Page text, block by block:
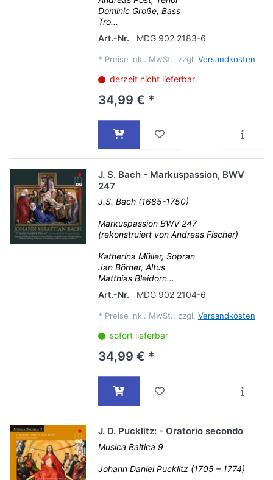
Dominic Große, Bass
Tro...
Art.-Nr.
MDG 902 2183-6
* Preise inkl. MwSt., zzgl. Versandkosten
derzeit nicht lieferbar
34,99 € *
J. S. Bach - Markuspassion, BWV
247
J.S. Bach (1685-1750)
Markuspassion BWV 247
(rekonstruiert von Andreas Fischer)
Katherina Müller, Sopran
Jan Börner, Altus
Matthias Bleidorn...
Art.-Nr.
MDG 902 2104-6
* Preise inkl. MwSt., zzgl. Versandkosten
sofort lieferbar
34,99 € *
J. D. Pucklitz: - Oratorio secondo
Musica Baltica 9
Johann Daniel Pucklitz (1705 – 1774)